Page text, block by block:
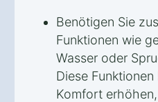
Benötigen Sie
Funktionen wie
Wasser oder
Diese
Komfort